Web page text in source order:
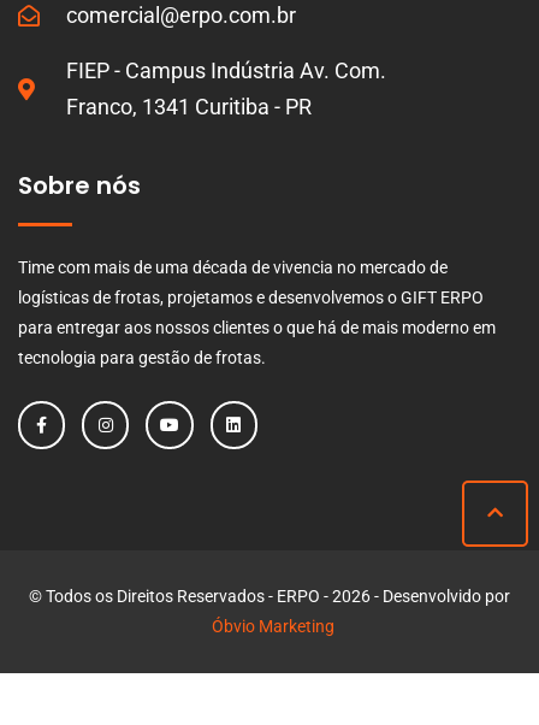
comercial@erpo.com.br
FIEP - Campus Indústria Av. Com.
Franco, 1341 Curitiba - PR
Sobre nós
Time com mais de uma década de vivencia no mercado de
logísticas de frotas, projetamos e desenvolvemos o GIFT ERPO
para entregar aos nossos clientes o que há de mais moderno em
tecnologia para gestão de frotas.
© Todos os Direitos Reservados - ERPO - 2026 - Desenvolvido por
Óbvio Marketing